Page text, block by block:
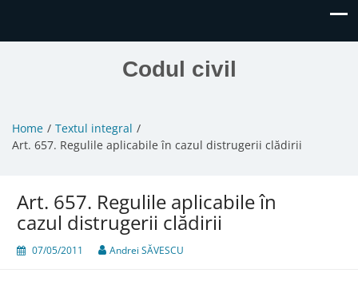
Codul civil
Home
Textul integral
Art. 657. Regulile aplicabile în cazul distrugerii clădirii
Art. 657. Regulile aplicabile în
cazul distrugerii clădirii
07/05/2011 Andrei SĂVESCU